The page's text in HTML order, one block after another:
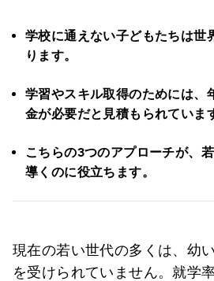
学校に通えない子どもたちは世
ります。
学習やスキル取得のためには、
金が必要だと見積もられていま
こちらの3つのアプローチが、
導くのに役立ちます。
現在の若い世代の多くは、幼
を受けられていません。就学